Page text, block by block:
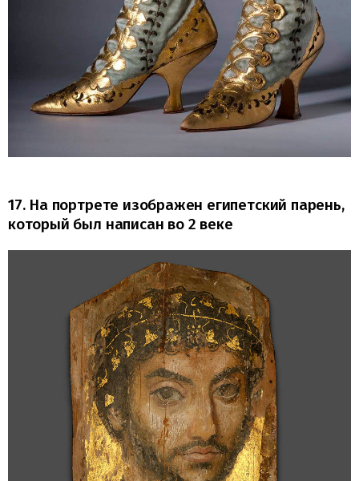
17. На портрете изображен египетский парень,
который был написан во 2 веке